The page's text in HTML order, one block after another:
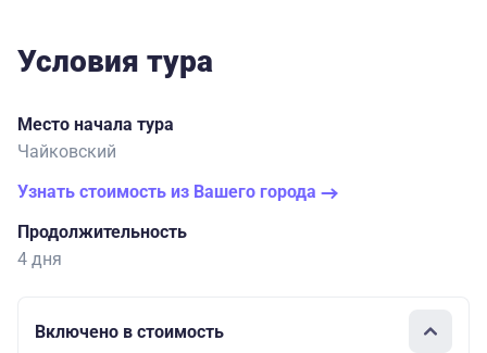
Условия тура
Место начала тура
Чайковский
Узнать стоимость из Вашего города
Продолжительность
4 дня
Включено в стоимость